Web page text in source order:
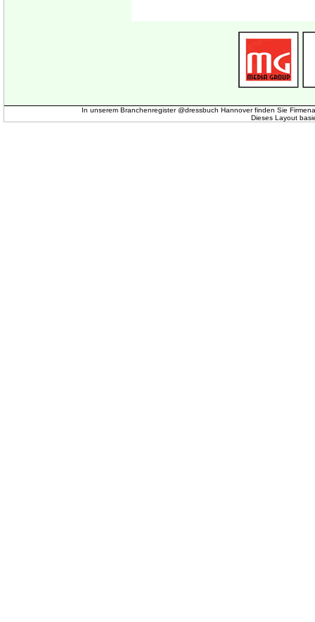
In unserem Branchenregister @dressbuch Hannover finden Sie
Dieses Layout